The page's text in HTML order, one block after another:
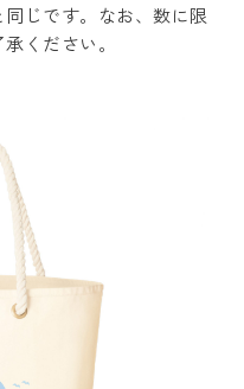
じです。なお、数に限
ください。